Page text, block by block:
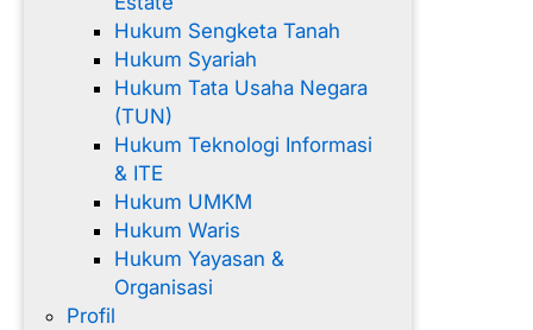
Hukum Sengketa Tanah
Hukum Syariah
Hukum Tata Usaha Negara
(TUN)
Hukum Teknologi Informasi
& ITE
Hukum UMKM
Hukum Waris
Hukum Yayasan &
Organisasi
Profil